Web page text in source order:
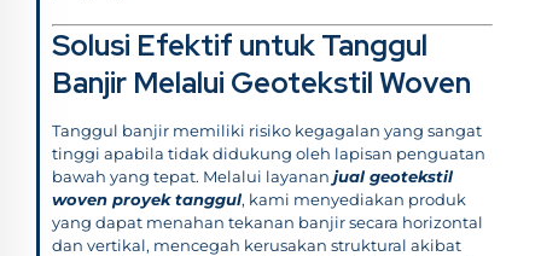
Solusi Efektif untuk Tanggul
Banjir Melalui Geotekstil Woven
Tanggul banjir memiliki risiko kegagalan yang sangat
tinggi apabila tidak didukung oleh lapisan penguatan
bawah yang tepat. Melalui layanan jual geotekstil
woven proyek tanggul, kami menyediakan produk
yang dapat menahan tekanan banjir secara horizontal
dan vertikal, mencegah kerusakan struktural akibat